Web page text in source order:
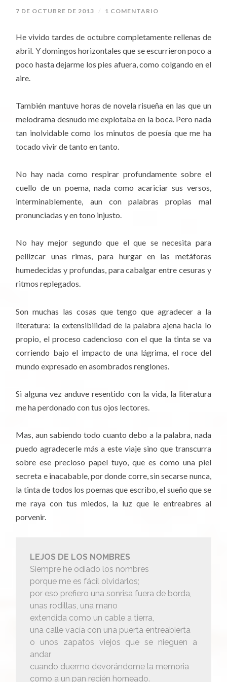
7 DE OCTUBRE DE 2013 / 1 COMENTARIO
He vivido tardes de octubre completamente rellenas de
abril. Y domingos horizontales que se escurrieron poco a
poco hasta dejarme los pies afuera, como colgando en el
aire.
También mantuve horas de novela risueña en las que un
melodrama desnudo me explotaba en la boca. Pero nada
tan inolvidable como los minutos de poesía que me ha
tocado vivir de tanto en tanto.
No hay nada como respirar profundamente sobre el
cuello de un poema, nada como acariciar sus versos,
interminablemente, aun con palabras propias mal
pronunciadas y en tono injusto.
No hay mejor segundo que el que se necesita para
pellizcar unas rimas, para hurgar en las metáforas
humedecidas y profundas, para cabalgar entre cesuras y
ritmos replegados.
Son muchas las cosas que tengo que agradecer a la
literatura: la extensibilidad de la palabra ajena hacia lo
propio, el proceso cadencioso con el que la tinta se va
corriendo bajo el impacto de una lágrima, el roce del
mundo expresado en asombrados renglones.
Si alguna vez anduve resentido con la vida, la literatura
me ha perdonado con tus ojos lectores.
Mas, aun sabiendo todo cuanto debo a la palabra, nada
puedo agradecerle más a este viaje sino que transcurra
sobre ese precioso papel tuyo, que es como una piel
secreta e inacabable, por donde corre, sin secarse nunca,
la tinta de todos los poemas que escribo, el sueño que se
me raya con tus miedos, la luz que le entreabres al
porvenir.
LEJOS DE LOS NOMBRES
Siempre he odiado los nombres
porque me es fácil olvidarlos;
por eso prefiero una sonrisa fuera de borda,
unas rodillas, una mano
extendida como un cable a tierra,
una calle vacía con una puerta entreabierta
o unos zapatos viejos que se nieguen a
andar
cuando duermo devorándome la memoria
como a un pan recién horneado.